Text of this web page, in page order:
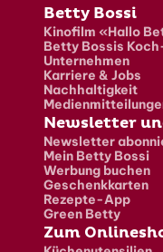
Fusszeile
Betty Bossi
Kinofilm «Hallo
Betty Bossis
Unternehmen
Karriere & Jobs
Nachhaltigkeit
Newsletter
Newsletter
Mein Betty Bossi
Werbung buchen
Geschenkkarten
Rezepte-App
Green Betty
Zum